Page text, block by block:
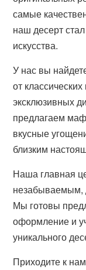
самые
наш десерт
искусства.
У нас вы
от
эксклюзивных
предлагаем
вкусные
близким
Наша главная
незабываемым,
Мы готовы
оформление и
уникального
Приходите к